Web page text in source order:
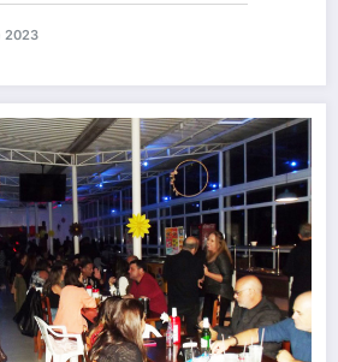
2023